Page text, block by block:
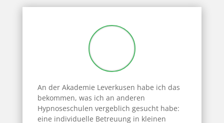
An der Akademie Leverkusen habe ich das
bekommen, was ich an anderen
Hypnoseschulen vergeblich gesucht habe:
eine individuelle Betreuung in kleinen